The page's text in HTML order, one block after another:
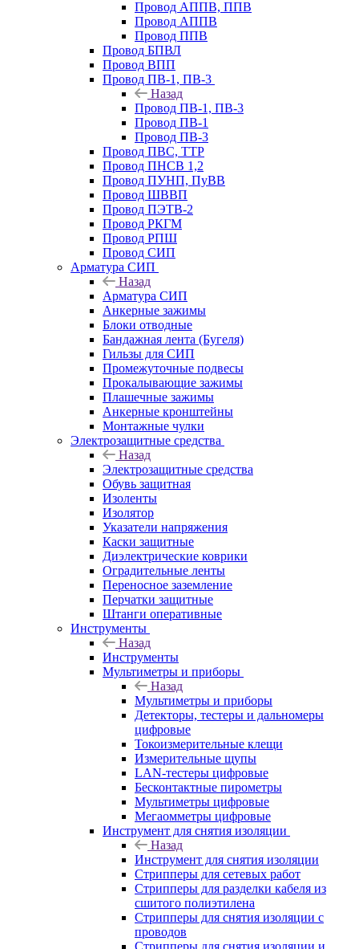
Провод АППВ, ППВ
Провод АППВ
Провод ППВ
Провод БПВЛ
Провод ВПП
Провод ПВ-1, ПВ-3
Назад
Провод ПВ-1, ПВ-3
Провод ПВ-1
Провод ПВ-3
Провод ПВС, ТТР
Провод ПНСВ 1,2
Провод ПУНП, ПуВВ
Провод ШВВП
Провод ПЭТВ-2
Провод РКГМ
Провод РПШ
Провод СИП
Арматура СИП
Назад
Арматура СИП
Анкерные зажимы
Блоки отводные
Бандажная лента (Бугеля)
Гильзы для СИП
Промежуточные подвесы
Прокалывающие зажимы
Плашечные зажимы
Анкерные кронштейны
Монтажные чулки
Электрозащитные средства
Назад
Электрозащитные средства
Обувь защитная
Изоленты
Изолятор
Указатели напряжения
Каски защитные
Диэлектрические коврики
Оградительные ленты
Переносное заземление
Перчатки защитные
Штанги оперативные
Инструменты
Назад
Инструменты
Мультиметры и приборы
Назад
Мультиметры и приборы
Детекторы, тестеры и дальномеры
цифровые
Токоизмерительные клещи
Измерительные щупы
LAN-тестеры цифровые
Бесконтактные пирометры
Мультиметры цифровые
Мегаомметры цифровые
Инструмент для снятия изоляции
Назад
Инструмент для снятия изоляции
Стрипперы для сетевых работ
Стрипперы для разделки кабеля из
сшитого полиэтилена
Cтрипперы для снятия изоляции с
проводов
Стрипперы для снятия изоляции и